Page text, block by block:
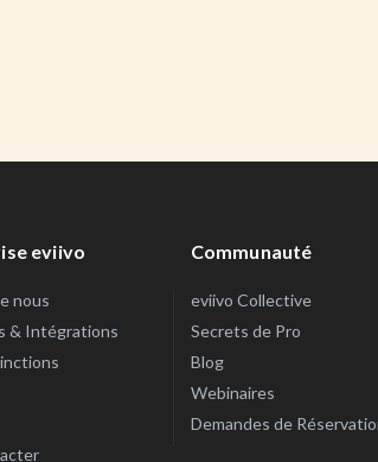
eviivo
nous
& Intégrations
Communauté
eviivo Collective
Secrets de Pro
Blog
Webinaires
Demandes de